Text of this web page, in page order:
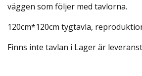
väggen som följer med tavlorna.
120cm*120cm tygtavla,
Finns inte tavlan i Lager är